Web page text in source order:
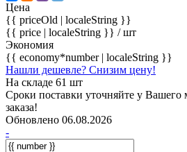
Цена
{{ priceOld | localeString }}
{{ price | localeString }} / шт
Экономия
{{ economy*number | localeString }}
Нашли дешевле? Снизим цену!
На складе 61 шт
Сроки поставки уточняйте у Вашего
заказа!
Обновлено 06.08.2026
-